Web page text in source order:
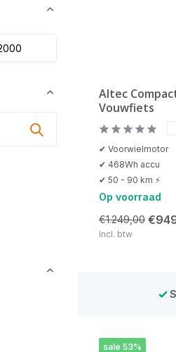
Altec
Vouwfiets
✔ Voorwielmotor
✔ 468Wh accu
✔ 50 - 90 km ⚡
Op voorraad
€1.249,00
Incl. btw
sale 53%